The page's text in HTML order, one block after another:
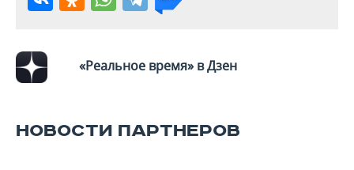
«Реальное время» в Дзен
НОВОСТИ ПАРТНЕРОВ